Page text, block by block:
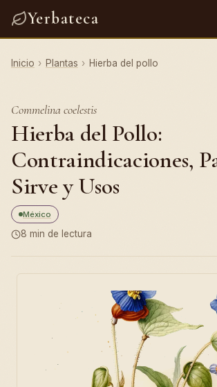
Yerbateca
Inicio › Plantas › Hierba del pollo
Commelina coelestis
Hierba del Pollo:
Contraindicaciones,
Sirve y Usos
México
8 min de lectura